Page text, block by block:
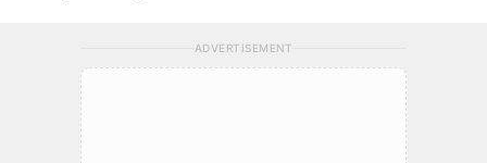
ADVERTISEMENT